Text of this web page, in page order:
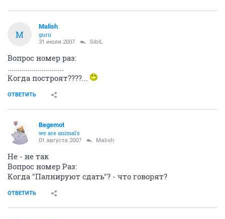
M
Malish
guru
31 июля 2007 SibIL
Вопрос номер раз:
............................
Когда построят????...
ОТВЕТИТЬ
Begemot
we are animal's
01 августа 2007 Malish
Не - не так
Вопрос номер Раз:
Когда "Палнируют сдать"? - что говорят?
ОТВЕТИТЬ